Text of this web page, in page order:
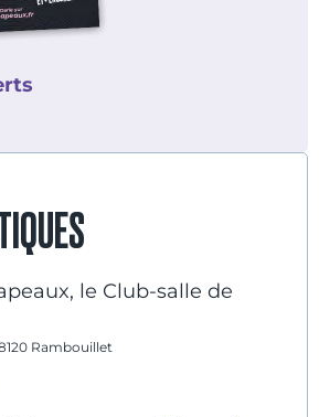
le Club-salle de
Rambouillet